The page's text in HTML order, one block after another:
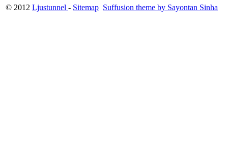
© 2012 Ljustunnel - Sitemap Suffusion theme by Sayontan Sinha